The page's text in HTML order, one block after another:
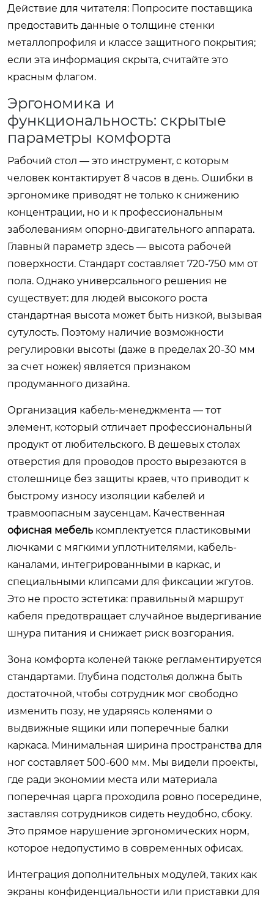
Действие для читателя: Попросите поставщика
предоставить данные о толщине стенки
металлопрофиля и классе защитного покрытия;
если эта информация скрыта, считайте это
красным флагом.
Эргономика и
функциональность: скрытые
параметры комфорта
Рабочий стол — это инструмент, с которым
человек контактирует 8 часов в день. Ошибки в
эргономике приводят не только к снижению
концентрации, но и к профессиональным
заболеваниям опорно-двигательного аппарата.
Главный параметр здесь — высота рабочей
поверхности. Стандарт составляет 720-750 мм от
пола. Однако универсального решения не
существует: для людей высокого роста
стандартная высота может быть низкой, вызывая
сутулость. Поэтому наличие возможности
регулировки высоты (даже в пределах 20-30 мм
за счет ножек) является признаком
продуманного дизайна.
Организация кабель-менеджмента — тот
элемент, который отличает профессиональный
продукт от любительского. В дешевых столах
отверстия для проводов просто вырезаются в
столешнице без защиты краев, что приводит к
быстрому износу изоляции кабелей и
травмоопасным заусенцам. Качественная
офисная мебель комплектуется пластиковыми
лючками с мягкими уплотнителями, кабель-
каналами, интегрированными в каркас, и
специальными клипсами для фиксации жгутов.
Это не просто эстетика: правильный маршрут
кабеля предотвращает случайное выдергивание
шнура питания и снижает риск возгорания.
Зона комфорта коленей также регламентируется
стандартами. Глубина подстолья должна быть
достаточной, чтобы сотрудник мог свободно
изменить позу, не ударяясь коленями о
выдвижные ящики или поперечные балки
каркаса. Минимальная ширина пространства для
ног составляет 500-600 мм. Мы видели проекты,
где ради экономии места или материала
поперечная царга проходила ровно посередине,
заставляя сотрудников сидеть неудобно, сбоку.
Это прямое нарушение эргономических норм,
которое недопустимо в современных офисах.
Интеграция дополнительных модулей, таких как
экраны конфиденциальности или приставки для